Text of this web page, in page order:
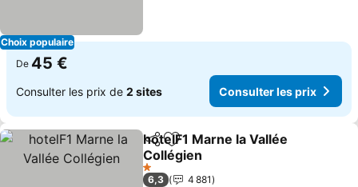
Choix populaire
De 45 €
Consulter les prix de 2 sites Consulter les prix
PartagerAjouter à mes favoris
hotelF1 Marne la Vallée
Collégien
1 Étoiles
6,3
4 881